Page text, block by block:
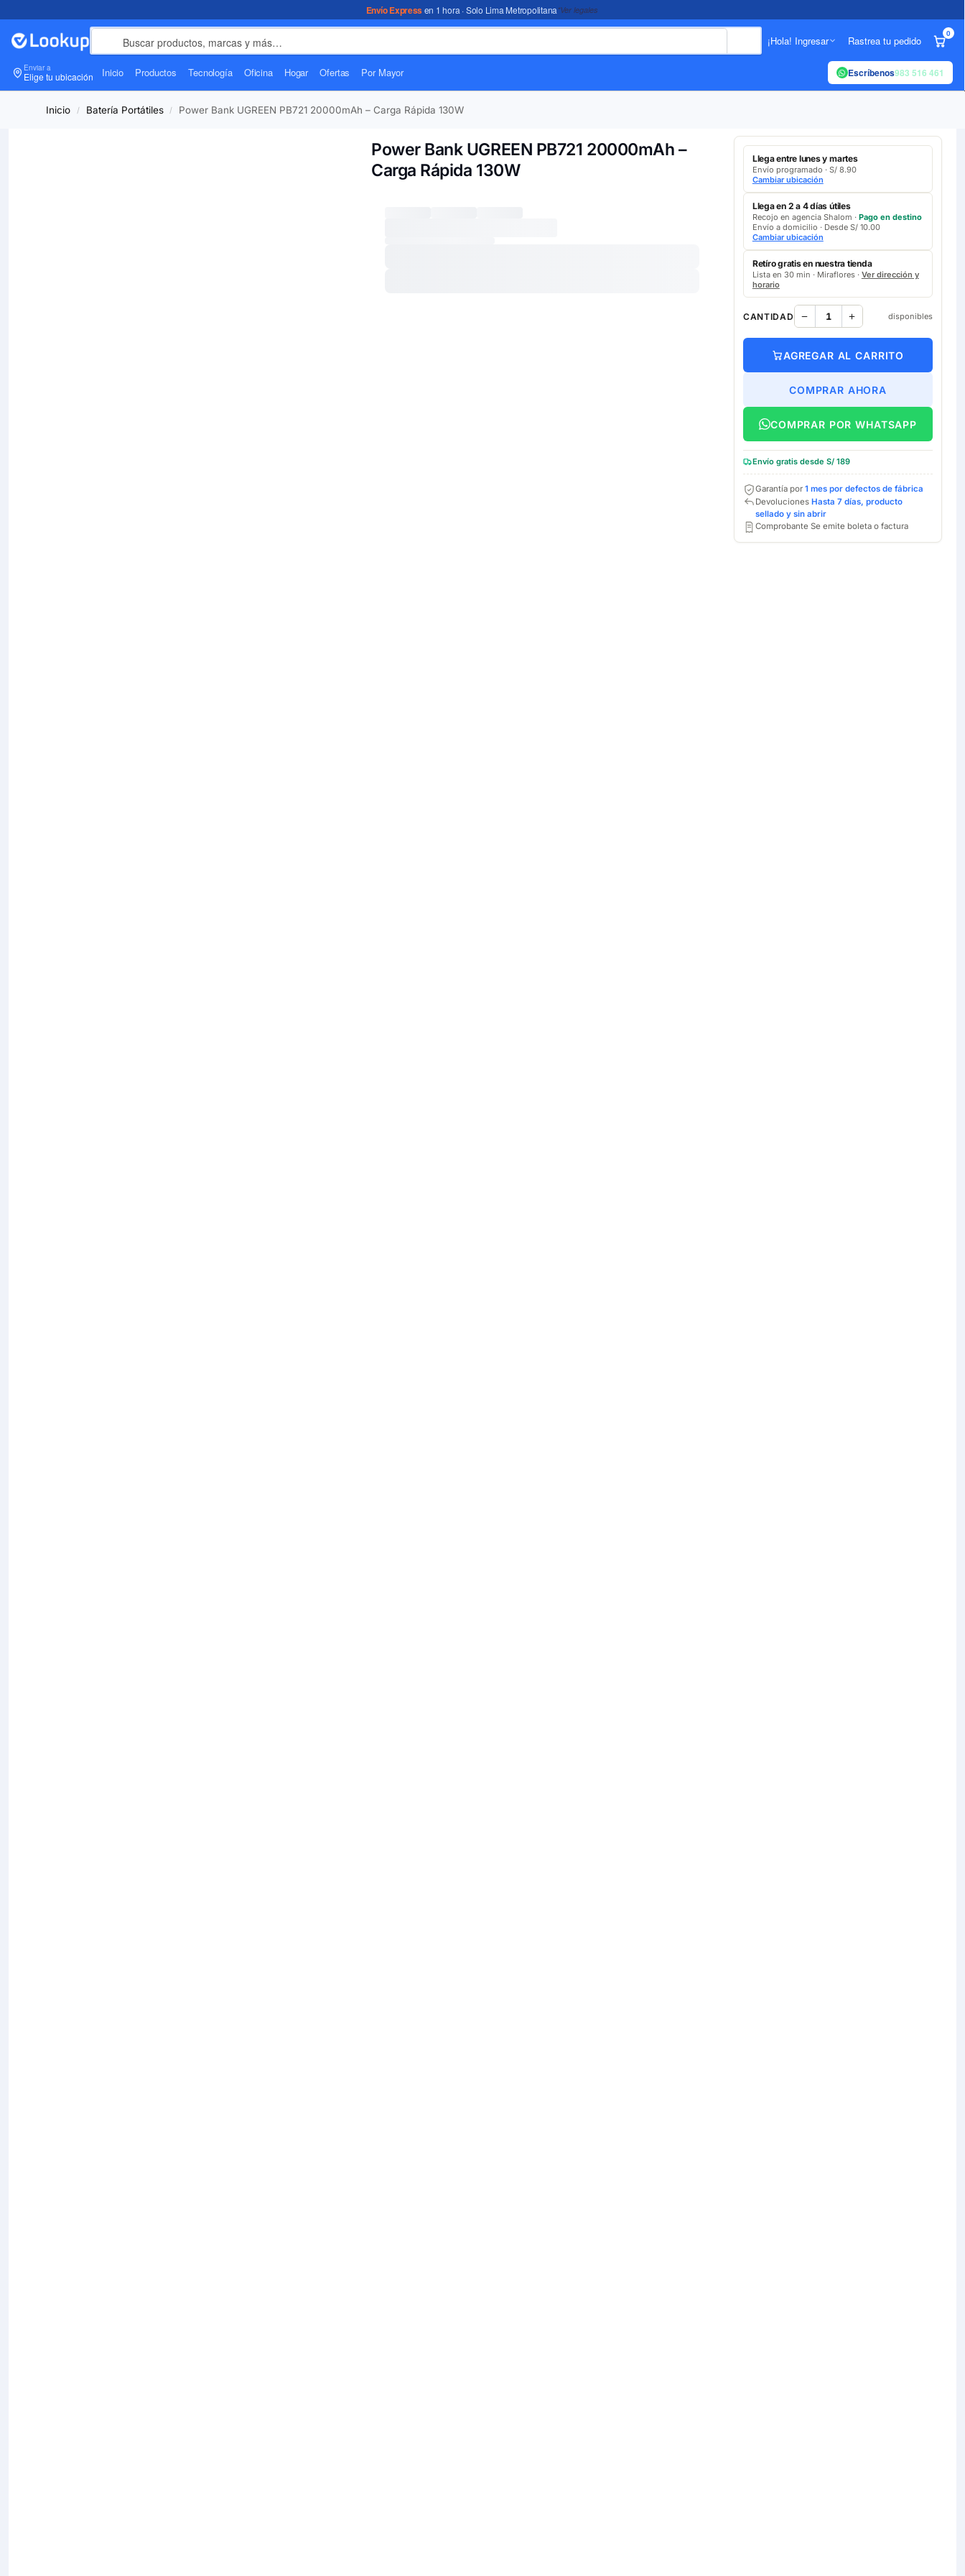
Envío Expressen 1 hora · Solo Lima Metropolitana*Ver legales
¡Hola! Ingresar Rastrea tu pedido
0
Enviar a
Elige tu ubicación Inicio Productos Tecnología Oficina Hogar Ofertas Por Mayor Escríbenos983 516 461
Inicio / Batería Portátiles / Power Bank UGREEN PB721 20000mAh – Carga Rápida 130W
Power Bank UGREEN PB721 20000mAh –
Carga Rápida 130W
Llega entre lunes y martes
Envío programado · S/ 8.90
Cambiar ubicación
Llega en 2 a 4 días útiles
Recojo en agencia Shalom · Pago en destino
Envío a domicilio · Desde S/ 10.00
Cambiar ubicación
Retíro gratis en nuestra tienda
Lista en 30 min · Miraflores · Ver dirección y
horario
CANTIDAD disponibles
AGREGAR AL CARRITO
COMPRAR AHORA
COMPRAR POR WHATSAPP
Envío gratis desde S/ 189
Garantía por 1 mes por defectos de fábrica
Devoluciones Hasta 7 días, producto
sellado y sin abrir
Comprobante Se emite boleta o factura